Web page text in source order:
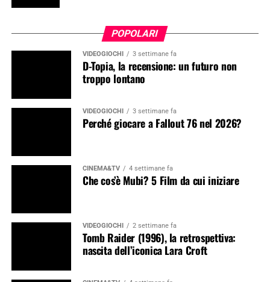
POPOLARI
VIDEOGIOCHI 3 settimane fa
D-Topia, la recensione: un futuro non
troppo lontano
VIDEOGIOCHI 3 settimane fa
Perché giocare a Fallout 76 nel 2026?
CINEMA&TV 4 settimane fa
Che cos’è Mubi? 5 Film da cui iniziare
VIDEOGIOCHI 2 settimane fa
Tomb Raider (1996), la retrospettiva:
nascita dell’iconica Lara Croft